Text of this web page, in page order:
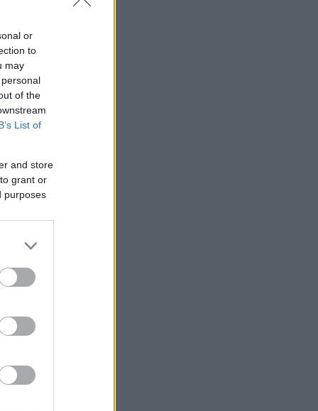
or
to
may
of the
List of
and store
grant or
purposes
τα
του
την
οποίος